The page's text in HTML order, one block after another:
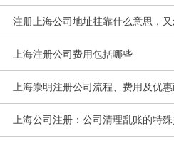
注册上海公司地址挂靠什么意思，
上海注册公司费用包括哪些
上海崇明注册公司流程、费用及优
上海公司注册：公司清理乱账的特